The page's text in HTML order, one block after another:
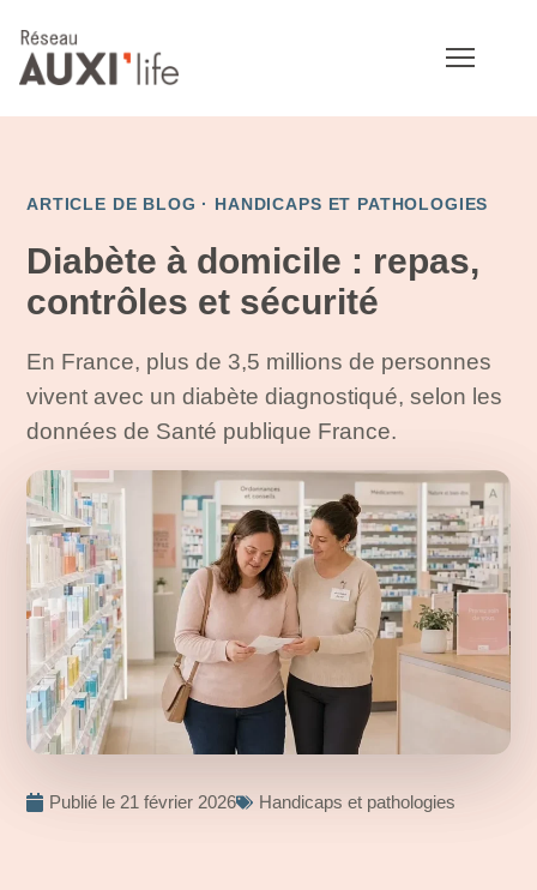
ARTICLE DE BLOG · HANDICAPS ET PATHOLOGIES
Diabète à domicile : repas,
contrôles et sécurité
En France, plus de 3,5 millions de personnes
vivent avec un diabète diagnostiqué, selon les
données de Santé publique France.
Publié le 21 février 2026 Handicaps et pathologies